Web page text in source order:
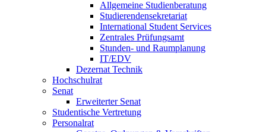
Allgemeine Studienberatung
Studierendensekretariat
International Student Services
Zentrales Prüfungsamt
Stunden- und Raumplanung
IT/EDV
Dezernat Technik
Hochschulrat
Senat
Erweiterter Senat
Studentische Vertretung
Personalrat